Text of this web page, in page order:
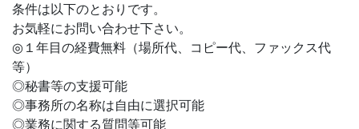
条件は以下のとおりです。
お気軽にお問い合わせ下さい。
◎１年目の経費無料（場所代、コピー代、ファックス代
等）
◎秘書等の支援可能
◎事務所の名称は自由に選択可能
◎業務に関する質問等可能